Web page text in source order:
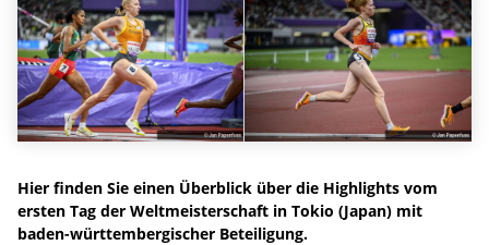
Hier finden Sie einen Überblick über die Highlights vom
ersten Tag der Weltmeisterschaft in Tokio (Japan) mit
baden-württembergischer Beteiligung.